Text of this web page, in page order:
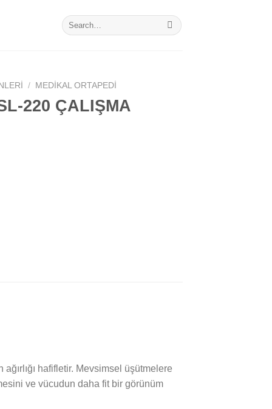
Search
for:
/ MEDIKAL ORTAPEDI
220 ÇALIŞMA
hafifletir. Mevsimsel üşütmelere
ve vücudun daha fit bir görünüm